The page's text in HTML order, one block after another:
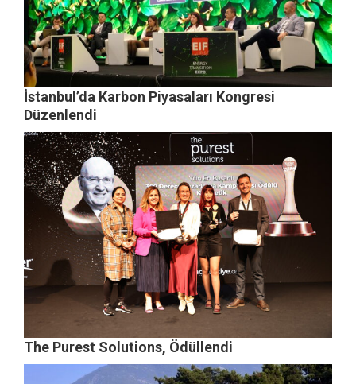
İstanbul’da Karbon Piyasaları Kongresi
Düzenlendi
The Purest Solutions, Ödüllendi